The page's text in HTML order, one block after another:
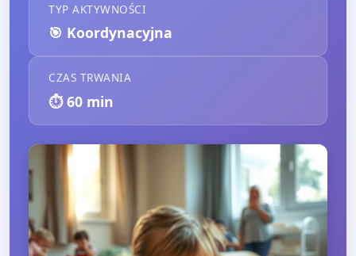
TYP AKTYWNOŚCI
🎯 Koordynacyjna
CZAS TRWANIA
⏱️60 min